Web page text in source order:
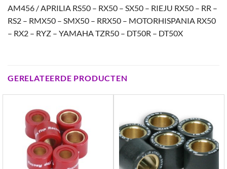
AM456 / APRILIA RS50 – RX50 – SX50 – RIEJU RX50 – RR –
RS2 – RMX50 – SMX50 – RRX50 – MOTORHISPANIA RX50
– RX2 – RYZ – YAMAHA TZR50 – DT50R – DT50X
GERELATEERDE PRODUCTEN